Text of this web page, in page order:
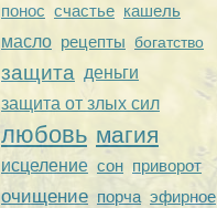
понос счастье кашель
масло рецепты богатство
защита деньги
защита от злых сил
любовь магия
исцеление сон приворот
очищение порча эфирное